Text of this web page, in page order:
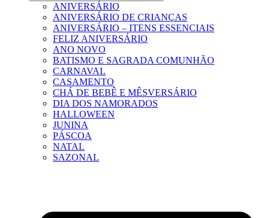
ANIVERSÁRIO
ANIVERSÁRIO DE CRIANÇAS
ANIVERSÁRIO – ITENS ESSENCIAIS
FELIZ ANIVERSÁRIO
ANO NOVO
BATISMO E SAGRADA COMUNHÃO
CARNAVAL
CASAMENTO
CHÁ DE BEBÊ E MÊSVERSÁRIO
DIA DOS NAMORADOS
HALLOWEEN
JUNINA
PÁSCOA
NATAL
SAZONAL